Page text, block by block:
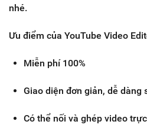
nhé.
Ưu điểm của YouTube Video
Miễn phí 100%
Giao diện đơn giản, dễ dàng
Có thể nối và ghép video